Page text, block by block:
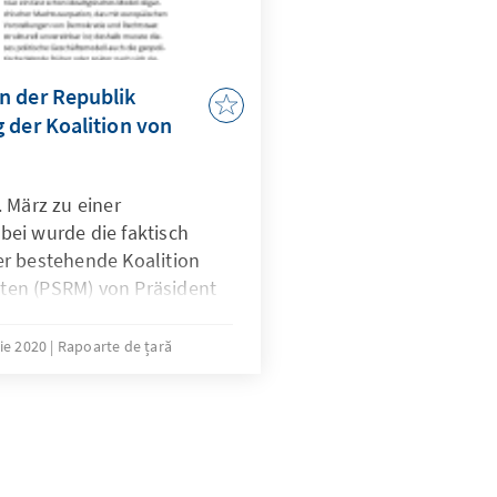
der Republik
der Koalition von
März zu einer
wurde die faktisch
bestehende Koalition
(PSRM) von Präsident
jetzt auch mit fünf
und
2020 Rapoarte de țară